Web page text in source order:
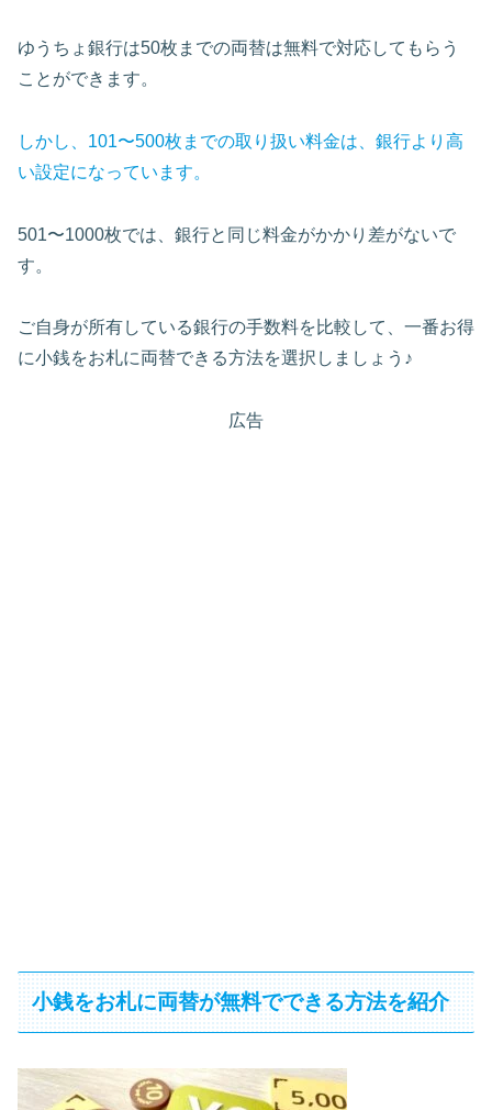
ゆうちょ銀行は50枚までの両替は無料で対応してもらう
ことができます。
しかし、101〜500枚までの取り扱い料金は、銀行より高
い設定になっています。
501〜1000枚では、銀行と同じ料金がかかり差がないで
す。
ご自身が所有している銀行の手数料を比較して、一番お得
に小銭をお札に両替できる方法を選択しましょう♪
広告
小銭をお札に両替が無料でできる方法を紹介